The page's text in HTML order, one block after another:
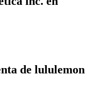
de lululemon